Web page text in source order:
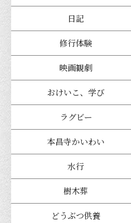
日記
修行体験
映画観劇
おけいこ、学び
ラグビー
本昌寺かいわい
水行
樹木葬
どうぶつ供養